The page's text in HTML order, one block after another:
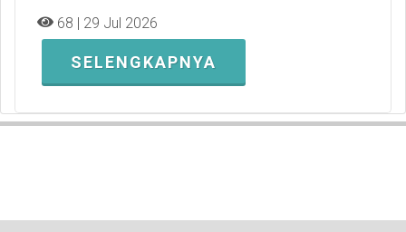
68 | 29 Jul 2026
SELENGKAPNYA